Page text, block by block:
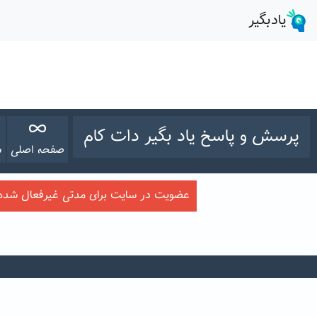
پرسش و پاسخ یاد بگیر دات کام
صفحه اصلی
عضویت در سایت برای مدتی غیرفعال شده